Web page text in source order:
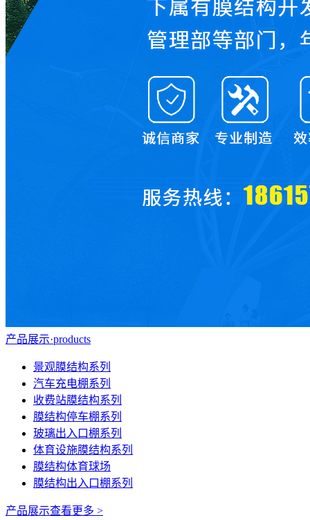
产品展示·products
景观膜结构系列
汽车充电棚系列
收费站膜结构系列
膜结构停车棚系列
玻璃出入口棚系列
体育设施膜结构系列
膜结构体育球场
膜结构出入口棚系列
产品展示查看更多 >